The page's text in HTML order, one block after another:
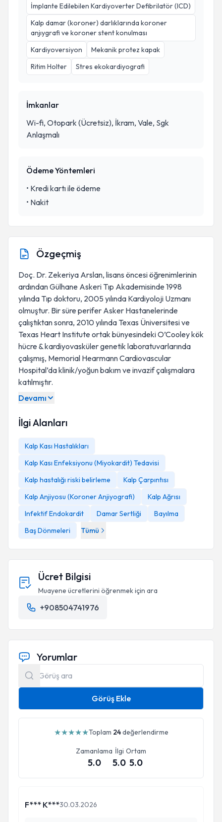
İmplante Edilebilen Kardiyoverter Defibrilatör (ICD)
Kalp damar (koroner) darlıklarında koroner
anjıygrafi ve koroner stent konulması
Kardiyoversiyon
Mekanik protez kapak
Ritim Holter
Stres ekokardiyografi
İmkanlar
Wi-fi, Otopark (Ücretsiz), İkram, Vale, Sgk
Anlaşmalı
Ödeme Yöntemleri
• Kredi kartı ile ödeme
• Nakit
Özgeçmiş
Doç. Dr. Zekeriya Arslan, lisans öncesi öğrenimlerinin
ardından Gülhane Askeri Tıp Akademisinde 1998
yılında Tıp doktoru, 2005 yılında Kardiyoloji Uzmanı
olmuştur. Bir süre perifer Asker Hastanelerinde
çalıştıktan sonra, 2010 yılında Texas Üniversitesi ve
Texas Heart Institute ortak bünyesindeki O’Cooley kök
hücre & kardiyovasküler genetik laboratuvarlarında
çalışmış, Memorial Hearmann Cardiovascular
Hospital’da klinik/yoğun bakım ve invazif çalışmalara
katılmıştır.
Devamı
İlgi Alanları
Kalp Kası Hastalıkları
Kalp Kası Enfeksiyonu (Miyokardit) Tedavisi
Kalp hastalığı riski belirleme
Kalp Çarpıntısı
Kalp Anjiyosu (Koroner Anjiyografi)
Kalp Ağrısı
Infektif Endokardit
Damar Sertliği
Bayılma
Baş Dönmeleri
Tümü
Ücret Bilgisi
Muayene ücretlerini öğrenmek için ara
+908504741976
Yorumlar
Görüş Ekle
★★★★★Toplam 24değerlendirme
Zamanlama
5.0
İlgi
5.0
Ortam
5.0
F*** K***30.03.2026